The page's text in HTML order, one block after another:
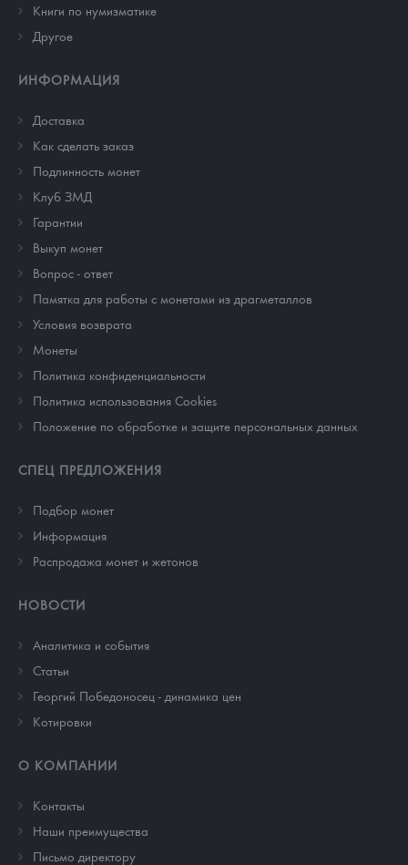
Книги по нумизматике
Другое
ИНФОРМАЦИЯ
Доставка
Как сделать заказ
Подлинность монет
Клуб ЗМД
Гарантии
Выкуп монет
Вопрос - ответ
Памятка для работы с монетами из драгметаллов
Условия возврата
Монеты
Политика конфиденциальности
Политика использования Cookies
Положение по обработке и защите персональных данных
СПЕЦ ПРЕДЛОЖЕНИЯ
Подбор монет
Информация
Распродажа монет и жетонов
НОВОСТИ
Аналитика и события
Cтатьи
Георгий Победоносец - динамика цен
Котировки
О КОМПАНИИ
Контакты
Наши преимущества
Письмо директору